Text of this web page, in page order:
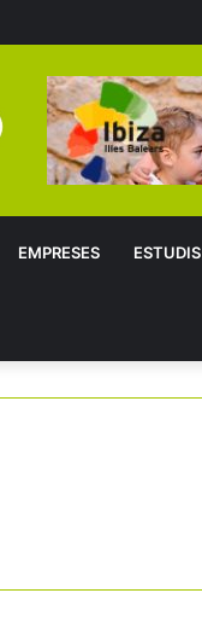
EMPRESES ESTUDIS